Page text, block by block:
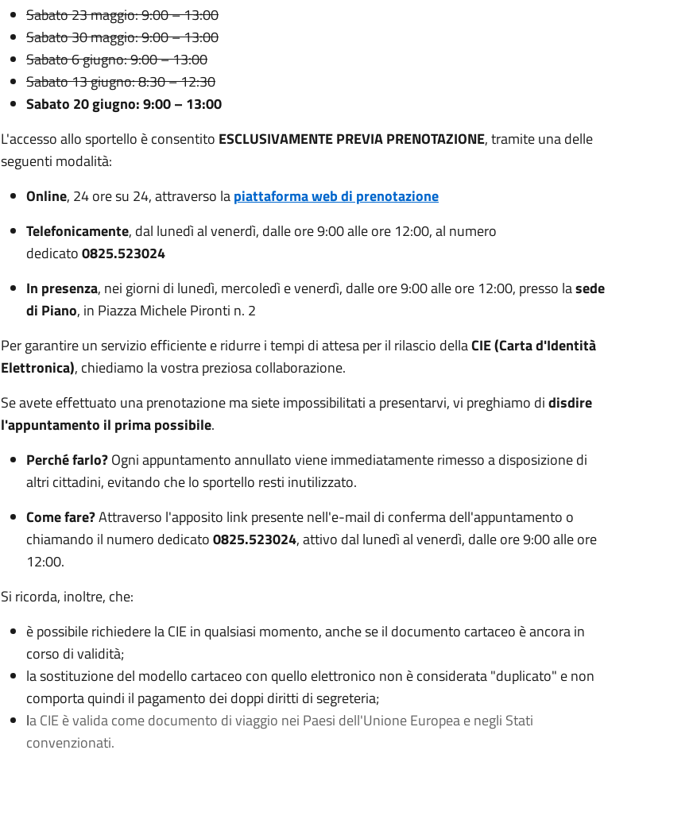
Sabato 23 maggio: 9:00 – 13:00
Sabato 30 maggio: 9:00 – 13:00
Sabato 6 giugno: 9:00 – 13:00
Sabato 13 giugno: 8:30 – 12:30
Sabato 20 giugno: 9:00 – 13:00
L'accesso allo sportello è consentito ESCLUSIVAMENTE PREVIA PRENOTAZIONE, tramite una delle
seguenti modalità:
Online, 24 ore su 24, attraverso lapiattaforma web di prenotazione
Telefonicamente, dal lunedì al venerdì, dalle ore 9:00 alle ore 12:00, al numero
dedicato0825.523024
In presenza, nei giorni di lunedì, mercoledì e venerdì, dalle ore 9:00 alle ore 12:00, presso lasede
di Piano, in Piazza Michele Pironti n. 2
Per garantire un servizio efficiente e ridurre i tempi di attesa per il rilascio dellaCIE (Carta d'Identità
Elettronica), chiediamo la vostra preziosa collaborazione.
Se avete effettuato una prenotazione ma siete impossibilitati a presentarvi, vi preghiamo didisdire
l'appuntamento il prima possibile.
Perché farlo?Ogni appuntamento annullato viene immediatamente rimesso a disposizione di
altri cittadini, evitando che lo sportello resti inutilizzato.
Come fare?Attraverso l'apposito link presente nell'e-mail di conferma dell'appuntamento o
chiamando il numero dedicato0825.523024, attivo dal lunedì al venerdì, dalle ore 9:00 alle ore
12:00.
Si ricorda, inoltre, che:
è possibile richiedere la CIE in qualsiasi momento, anche se il documento cartaceo è ancora in
corso di validità;
la sostituzione del modello cartaceo con quello elettronico non è considerata "duplicato" e non
comporta quindi il pagamento dei doppi diritti di segreteria;
la CIE è valida come documento di viaggio nei Paesi dell'Unione Europea e negli Stati
convenzionati.